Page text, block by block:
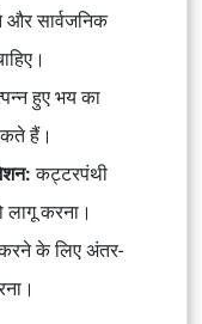
और सार्वजनिक
हुए भय का
हैं।
कट्टरपंथी
लागू करना।
के लिए अंतर-